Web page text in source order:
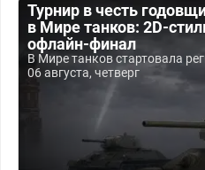
Турнир в честь
в Мире танков: 2D-
офлайн-финал
В Мире танков стартовала
06 августа, четверг